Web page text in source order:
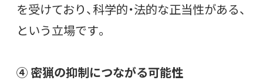
を受けており、科学的・法的な正当性がある、
という立場です。
④ 密猟の抑制につながる可能性